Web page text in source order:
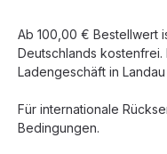
Ab 100,00 € Bestellwert
Deutschlands
Ladengeschäft in
Für internationale
Bedingungen.